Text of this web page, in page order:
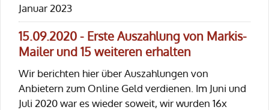
Januar 2023
15.09.2020 - Erste Auszahlung von Markis-
Mailer und 15 weiteren erhalten
Wir berichten hier über Auszahlungen von
Anbietern zum Online Geld verdienen. Im Juni und
Juli 2020 war es wieder soweit, wir wurden 16x